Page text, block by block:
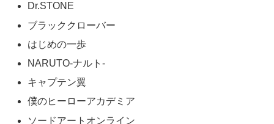
Dr.STONE
ブラッククローバー
はじめの一歩
NARUTO‐ナルト‐
キャプテン翼
僕のヒーローアカデミア
ソードアートオンライン